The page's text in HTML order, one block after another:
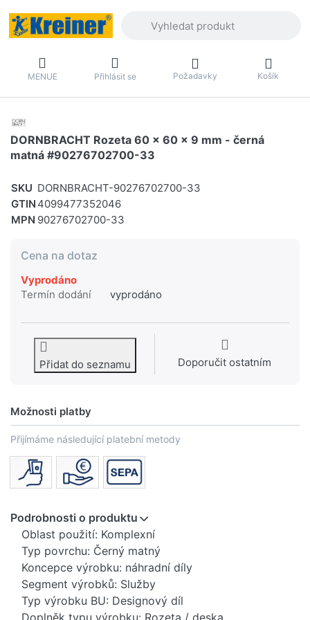
MENUE Přihlásit se Požadavky Košík
DORNBRACHT Rozeta 60 x 60 x 9 mm - černá
matná #90276702700-33
SKU DORNBRACHT-90276702700-33
GTIN 4099477352046
MPN 90276702700-33
Cena na dotaz
Vyprodáno
Termín dodání
vyprodáno
Přidat do seznamu Doporučit ostatním
Možnosti platby
Přijímáme následující platební metody
Podrobnosti o produktu
Oblast použití: Komplexní
Typ povrchu: Černý matný
Koncepce výrobku: náhradní díly
Segment výrobků: Služby
Typ výrobku BU: Designový díl
Doplněk typu výrobku: Rozeta / deska